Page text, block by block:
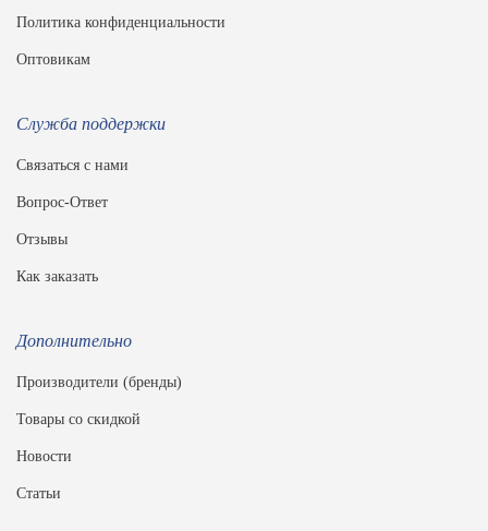
Политика конфиденциальности
Оптовикам
Служба поддержки
Связаться с нами
Вопрос-Ответ
Отзывы
Как заказать
Дополнительно
Производители (бренды)
Товары со скидкой
Новости
Статьи